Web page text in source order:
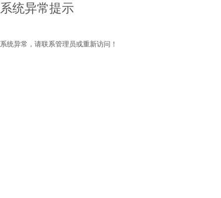
系统异常提示
系统异常，请联系管理员或重新访问！